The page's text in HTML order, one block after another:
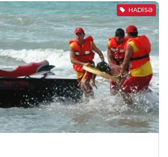
HADISƏ